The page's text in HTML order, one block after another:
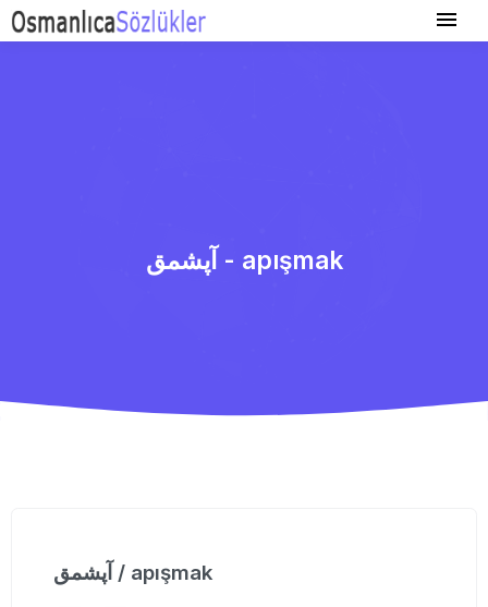
آپشمق - apışmak
آپشمق / apışmak